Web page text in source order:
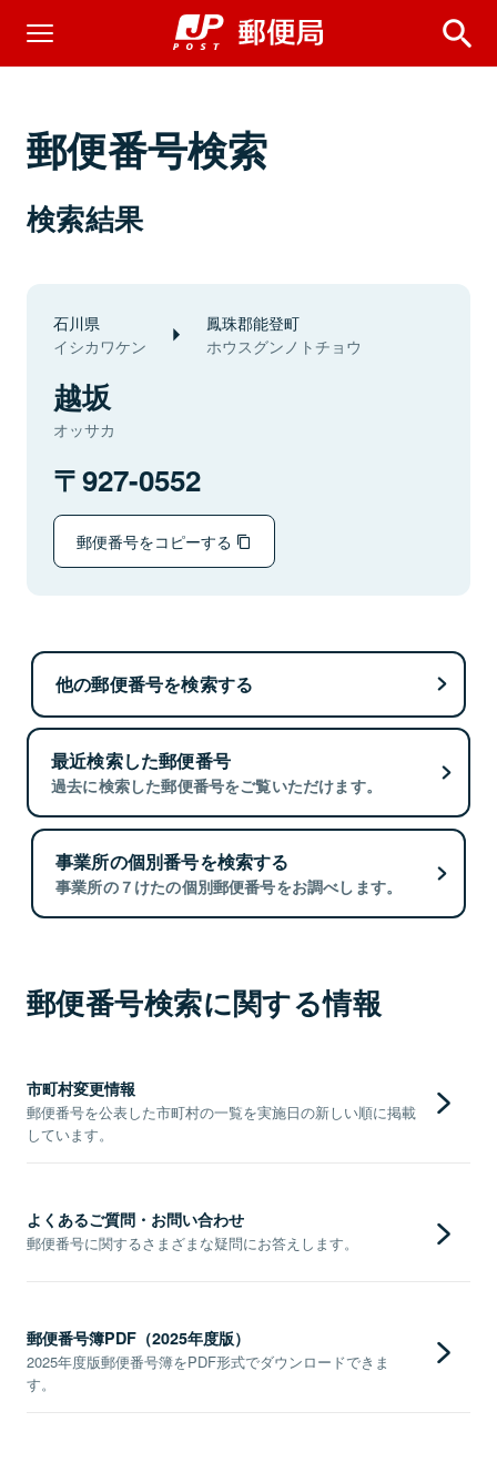
郵便番号検索
検索結果
石川県
イシカワケン
鳳珠郡能登町
ホウスグンノトチョウ
越坂
オッサカ
927-0552
郵便番号をコピーする
他の郵便番号を検索する
最近検索した郵便番号
過去に検索した郵便番号をご覧いただけます。
事業所の個別番号を検索する
事業所の７けたの個別郵便番号をお調べします。
郵便番号検索に関する情報
市町村変更情報
郵便番号を公表した市町村の一覧を実施日の新しい順に掲載
しています。
よくあるご質問・お問い合わせ
郵便番号に関するさまざまな疑問にお答えします。
郵便番号簿PDF（2025年度版）
2025年度版郵便番号簿をPDF形式でダウンロードできま
す。